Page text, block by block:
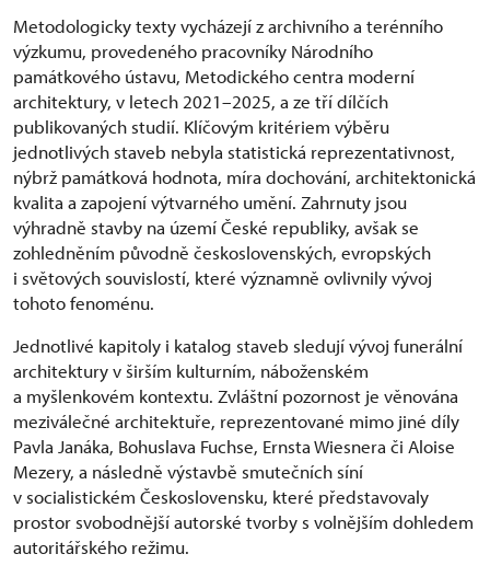
Metodologicky texty vycházejí z archivního a terénního
výzkumu, provedeného pracovníky Národního
památkového ústavu, Metodického centra moderní
architektury, v letech 2021–2025, a ze tří dílčích
publikovaných studií. Klíčovým kritériem výběru
jednotlivých staveb nebyla statistická reprezentativnost,
nýbrž památková hodnota, míra dochování, architektonická
kvalita a zapojení výtvarného umění. Zahrnuty jsou
výhradně stavby na území České republiky, avšak se
zohledněním původně československých, evropských
i světových souvislostí, které významně ovlivnily vývoj
tohoto fenoménu.
Jednotlivé kapitoly i katalog staveb sledují vývoj funerální
architektury v širším kulturním, náboženském
a myšlenkovém kontextu. Zvláštní pozornost je věnována
meziválečné architektuře, reprezentované mimo jiné díly
Pavla Janáka, Bohuslava Fuchse, Ernsta Wiesnera či Aloise
Mezery, a následně výstavbě smutečních síní
v socialistickém Československu, které představovaly
prostor svobodnější autorské tvorby s volnějším dohledem
autoritářského režimu.